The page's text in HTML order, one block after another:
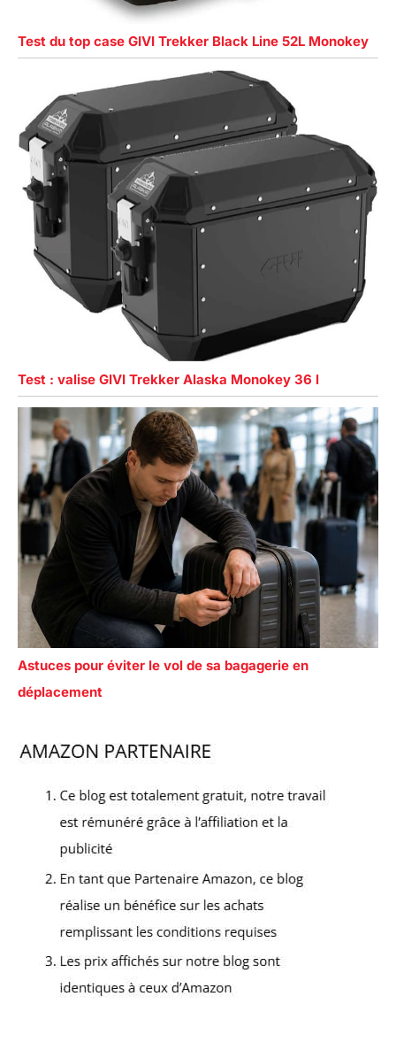
Test du top case GIVI Trekker Black Line 52L Monokey
Test : valise GIVI Trekker Alaska Monokey 36 l
Astuces pour éviter le vol de sa bagagerie en
déplacement